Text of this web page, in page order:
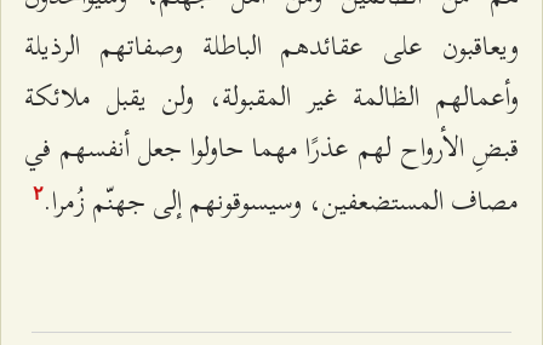
ويعاقبون على عقائدهم الباطلة وصفاتهم الرذيلة
وأعمالهم الظالمة غير المقبولة، ولن يقبل ملائكة
قبضِ الأرواح لهم عذرًا مهما حاولوا جعل أنفسهم في
مصاف المستضعفين، وسيسوقونهم إلى جهنّم زُمرا.٢